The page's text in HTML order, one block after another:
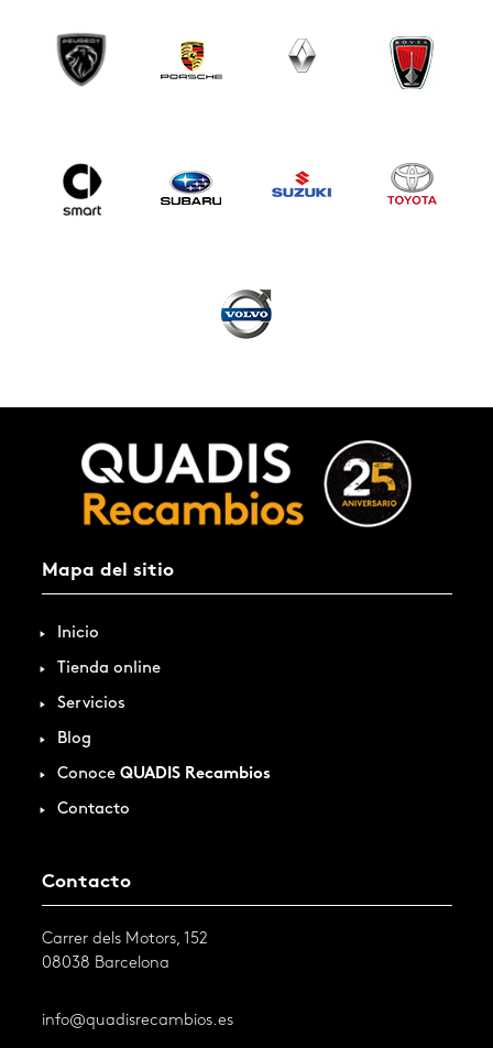
Mapa del sitio
Inicio
Tienda online
Servicios
Blog
Conoce QUADIS Recambios
Contacto
Contacto
Carrer dels Motors, 152
08038 Barcelona
info@quadisrecambios.es